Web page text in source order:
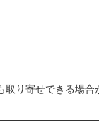
り寄せできる場合